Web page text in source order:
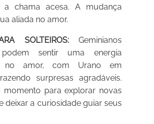
a chama acesa. A mudança
aliada no amor.
SOLTEIROS:Geminianos
sentir uma energia
no amor, com Urano em
surpresas agradáveis.
momento para explorar novas
deixar a curiosidade guiar seus